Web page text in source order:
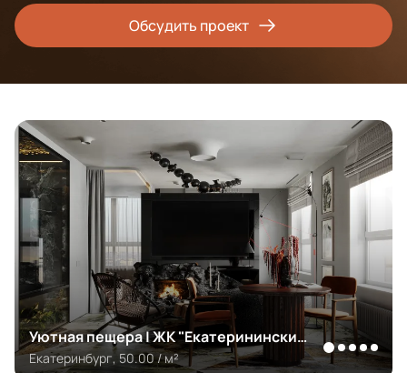
Обсудить проект
Уютная пещера | ЖК "Екатерининский
парк"
Екатеринбург, 50.00 / м²